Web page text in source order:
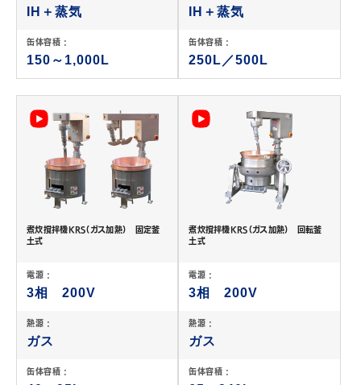
IH＋蒸気
缶体容積 :
150～1,000L
IH＋蒸気
缶体容積 :
250L／500L
煮炊撹拌機KRS（ガス加熱） 固定釜
土式
電源 :
3相 200V
熱源 :
ガス
缶体容積 :
煮炊撹拌機KRS（ガス加熱） 回転釜
土式
電源 :
3相 200V
熱源 :
ガス
缶体容積 :